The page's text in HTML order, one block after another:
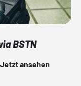
BSTN
Jetzt ansehen